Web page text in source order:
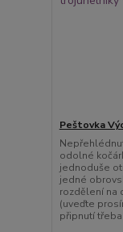
Peštovka
odolné
jednoduše
jedné
rozdělení na
(uveďte
připnutí